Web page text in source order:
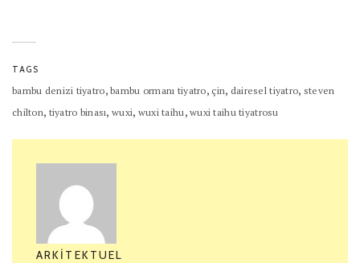
TAGS
bambu denizi tiyatro,bambu ormanı tiyatro, çin, dairesel tiyatro, steven
chilton, tiyatro binası,wuxi, wuxi taihu ,wuxi taihu tiyatrosu
ARKITEKTUEL